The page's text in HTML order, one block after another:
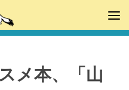
メ本、「山